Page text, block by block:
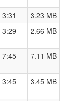
3:31
3.23 MB
3:29 2.66 MB
7:45 7.11 MB
3:45 3.45 MB